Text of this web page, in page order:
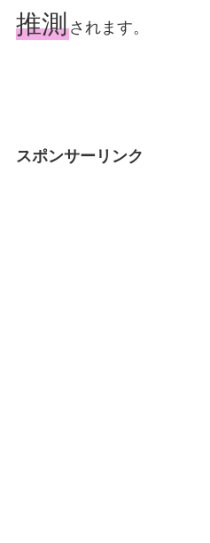
推測されます。
スポンサーリンク